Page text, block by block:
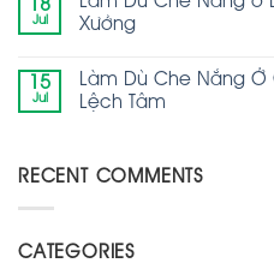
18
Jul
Xưởng
15
Jul
Làm Dù Che Nắng Ở
Lệch Tâm
RECENT COMMENTS
CATEGORIES